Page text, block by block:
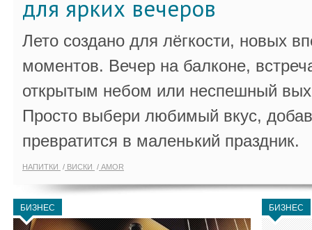
для ярких вечеров
Лето создано для лёгкости, новых
моментов. Вечер на балконе,
открытым небом или неспешный
Просто выбери любимый вкус,
превратится в маленький праздник.
НАПИТКИ ВИСКИ AMOR
БИЗНЕС БИЗНЕС